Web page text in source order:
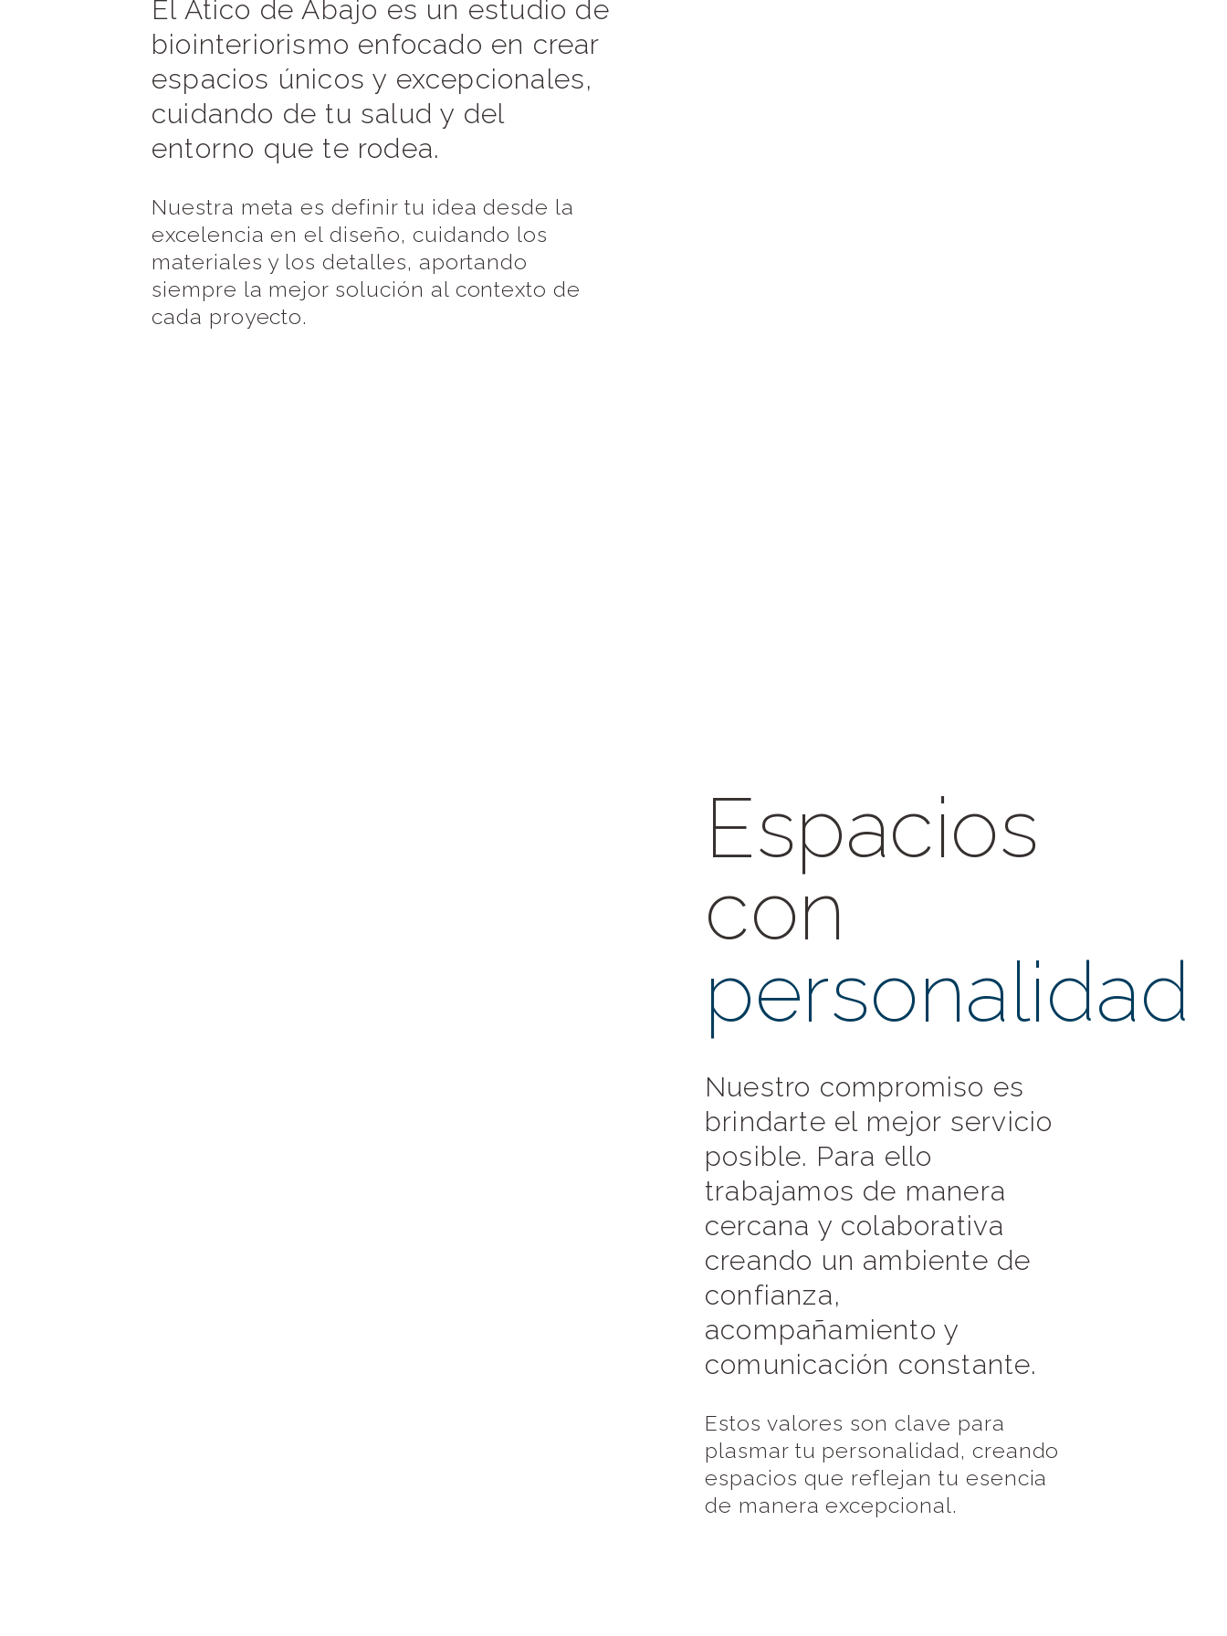
El Ātico de Abajo es un estudio de
biointeriorismo enfocado en crear
espacios únicos y excepcionales,
cuidando de tu salud y del
entorno que te rodea.
Nuestra meta es definir tu idea desde la
excelencia en el diseño, cuidando los
materiales y los detalles, aportando
siempre la mejor solución al contexto de
cada proyecto.
Espacios
con
personalidad
Nuestro compromiso es
brindarte el mejor servicio
posible. Para ello
trabajamos de manera
cercana y colaborativa
creando un ambiente de
confianza,
acompañamiento y
comunicación constante.
Estos valores son clave para
plasmar tu personalidad, creando
espacios que reflejan tu esencia
de manera excepcional.